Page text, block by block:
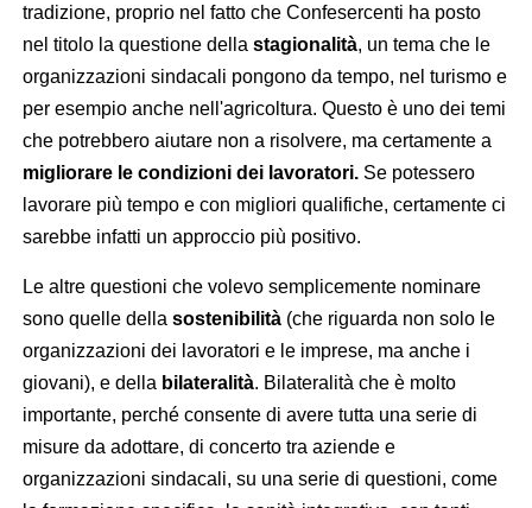
tradizione, proprio nel fatto che Confesercenti ha posto
nel titolo la questione della stagionalità, un tema che le
organizzazioni sindacali pongono da tempo, nel turismo e
per esempio anche nell'agricoltura. Questo è uno dei temi
che potrebbero aiutare non a risolvere, ma certamente a
migliorare le condizioni dei lavoratori.Se potessero
lavorare più tempo e con migliori qualifiche, certamente ci
sarebbe infatti un approccio più positivo.
Le altre questioni che volevo semplicemente nominare
sono quelle della sostenibilità (che riguarda non solo le
organizzazioni dei lavoratori e le imprese, ma anche i
giovani), e della bilateralità. Bilateralità che è molto
importante, perché consente di avere tutta una serie di
misure da adottare, di concerto tra aziende e
organizzazioni sindacali, su una serie di questioni, come